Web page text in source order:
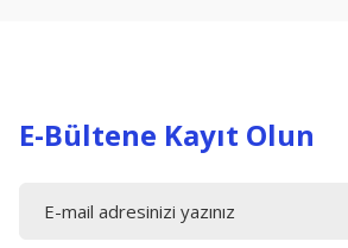
E-Bültene Kayıt Olun